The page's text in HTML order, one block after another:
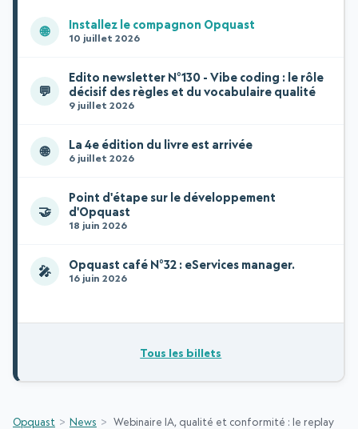
🌐 Installez le compagnon Opquast
10 juillet 2026
💬
Edito newsletter N°130 - Vibe coding : le rôle
décisif des règles et du vocabulaire qualité
9 juillet 2026
🌐 La 4e édition du livre est arrivée
6 juillet 2026
🤝
Point d'étape sur le développement
d'Opquast
18 juin 2026
🎤 Opquast café N°32 : eServices manager.
16 juin 2026
Tous les billets
Opquast News Webinaire IA, qualité et conformité : le replay